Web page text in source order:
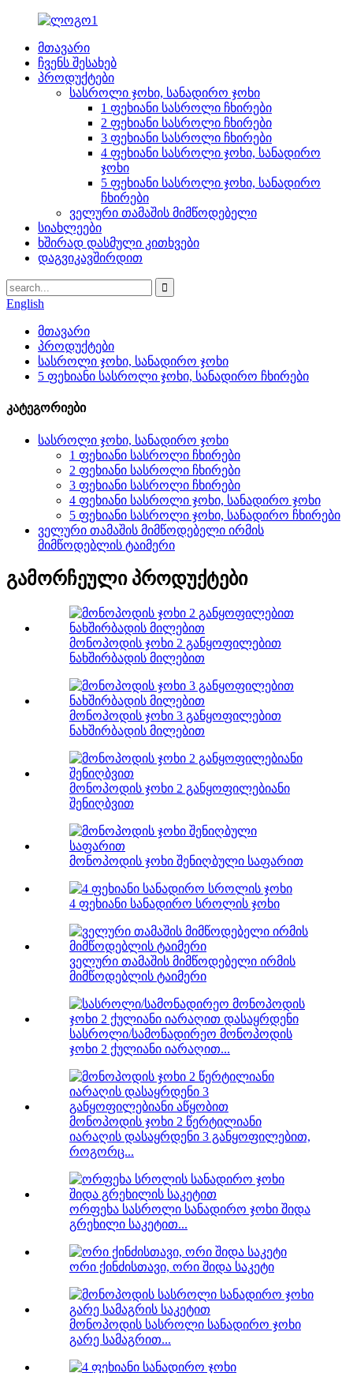
მთავარი
ჩვენს შესახებ
პროდუქტები
სასროლი ჯოხი, სანადირო ჯოხი
1 ფეხიანი სასროლი ჩხირები
2 ფეხიანი სასროლი ჩხირები
3 ფეხიანი სასროლი ჩხირები
4 ფეხიანი სასროლი ჯოხი, სანადირო
ჯოხი
5 ფეხიანი სასროლი ჯოხი, სანადირო
ჩხირები
ველური თამაშის მიმწოდებელი
სიახლეები
ხშირად დასმული კითხვები
დაგვიკავშირდით
English
მთავარი
პროდუქტები
სასროლი ჯოხი, სანადირო ჯოხი
5 ფეხიანი სასროლი ჯოხი, სანადირო ჩხირები
კატეგორიები
სასროლი ჯოხი, სანადირო ჯოხი
1 ფეხიანი სასროლი ჩხირები
2 ფეხიანი სასროლი ჩხირები
3 ფეხიანი სასროლი ჩხირები
4 ფეხიანი სასროლი ჯოხი, სანადირო ჯოხი
5 ფეხიანი სასროლი ჯოხი, სანადირო ჩხირები
ველური თამაშის მიმწოდებელი ირმის
მიმწოდებლის ტაიმერი
გამორჩეული პროდუქტები
მონოპოდის ჯოხი 2 განყოფილებით
ნახშირბადის მილებით
მონოპოდის ჯოხი 3 განყოფილებით
ნახშირბადის მილებით
მონოპოდის ჯოხი 2 განყოფილებიანი
შენიღბვით
მონოპოდის ჯოხი შენიღბული საფარით
4 ფეხიანი სანადირო სროლის ჯოხი
ველური თამაშის მიმწოდებელი ირმის
მიმწოდებლის ტაიმერი
სასროლი/სამონადირეო მონოპოდის
ჯოხი 2 ქულიანი იარაღით...
მონოპოდის ჯოხი 2 წერტილიანი
იარაღის დასაყრდენი 3 განყოფილებით,
როგორც...
ორფეხა სასროლი სანადირო ჯოხი შიდა
გრეხილი საკეტით...
ორი ქინძისთავი, ორი შიდა საკეტი
მონოპოდის სასროლი სანადირო ჯოხი
გარე სამაგრით...